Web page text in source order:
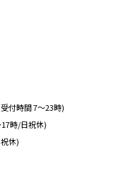
付時間 7～23時)
時/日祝休)
休)